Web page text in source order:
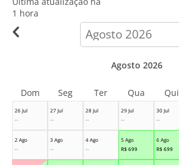
1 hora
calendar-
month
26 Jul
--
27 Jul
--
28 Jul
--
29 Jul
--
30 Jul
--
2 Ago
--
3 Ago
--
4 Ago
--
5 Ago
R$ 699
6 Ago
R$ 699
Agosto 2026
Dom Seg Ter Qua Qui